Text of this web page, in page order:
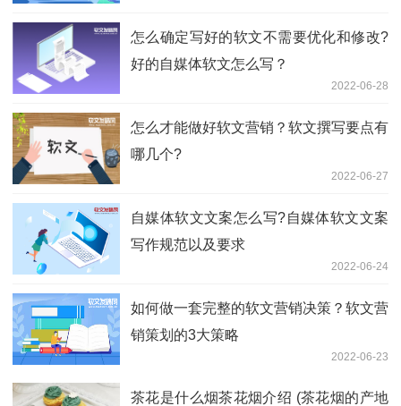
怎么确定写好的软文不需要优化和修改?
好的自媒体软文怎么写？
2022-06-28
怎么才能做好软文营销？软文撰写要点有
哪几个?
2022-06-27
自媒体软文文案怎么写?自媒体软文文案
写作规范以及要求
2022-06-24
如何做一套完整的软文营销决策？软文营
销策划的3大策略
2022-06-23
茶花是什么烟茶花烟介绍 (茶花烟的产地